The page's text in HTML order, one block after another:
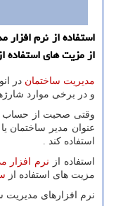
استفاده از نرم
از مزیت های
مدیریت ساختمان در
و در برخی موارد
وقتی صحبت از حساب و
عنوان مدیر ساختمان
استفاده کند .
استفاده از نرم افزار
مزیت های استفاده از
نرم افزارهای مدیریت